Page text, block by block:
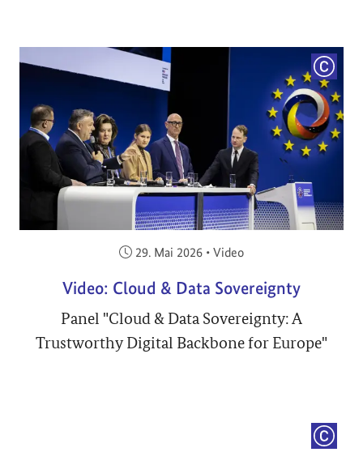
Veröffentlicht am:
29. Mai 2026 • Video
Video: Cloud & Data Sovereignty
Panel "Cloud & Data Sovereignty: A
Trustworthy Digital Backbone for Europe"